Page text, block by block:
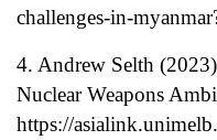
challenges-in-
4. Andrew Selth
Nuclear Weapons
https://